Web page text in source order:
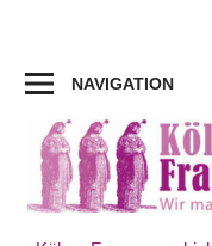
springen
NAVIGATION